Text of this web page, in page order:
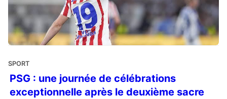
SPORT
PSG : une journée de célébrations
exceptionnelle après le deuxième sacre